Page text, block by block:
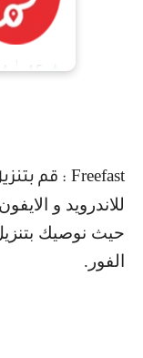
Freefast : قم
للاندرويد و
حيث نوصيك
الفور.